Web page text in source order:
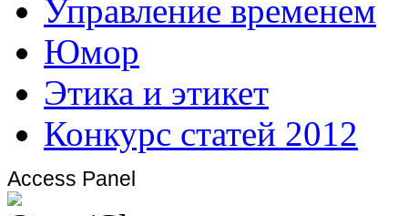
Управление временем
Юмор
Этика и этикет
Конкурс статей 2012
Access Panel